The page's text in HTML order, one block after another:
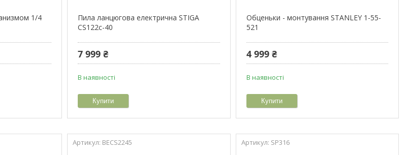
1/4
Пила ланцюгова електрична STIGA
CS122c-40
7 999 ₴
В наявності
Купити
Обценьки - монтування STANLEY 1-55-
521
4 999 ₴
В наявності
Купити
BECS2245 SP316